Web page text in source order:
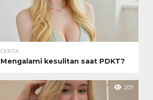
CERITA
Mengalami kesulitan saat PDKT?
207